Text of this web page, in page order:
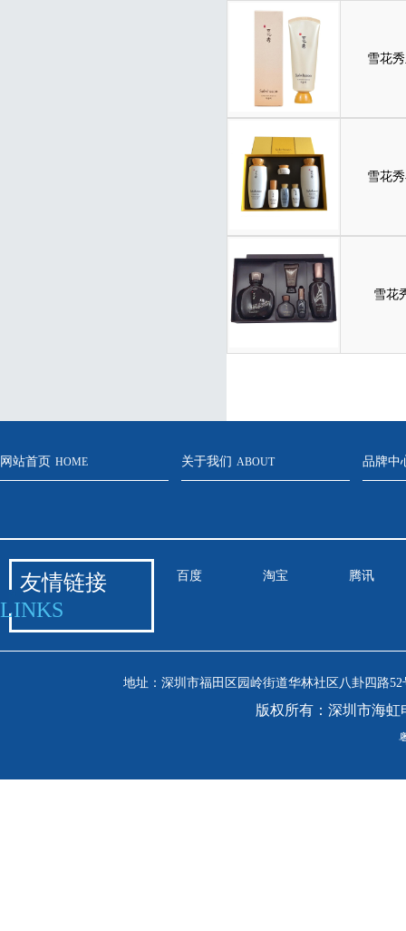
雪花
雪花
雪花
网站首页 HOME 关于我们 ABOUT 品牌中
友情链接
LINKS
百度 淘宝 腾讯
地址：深圳市福田区园岭街道华林社区八卦四
版权所有：深圳市海